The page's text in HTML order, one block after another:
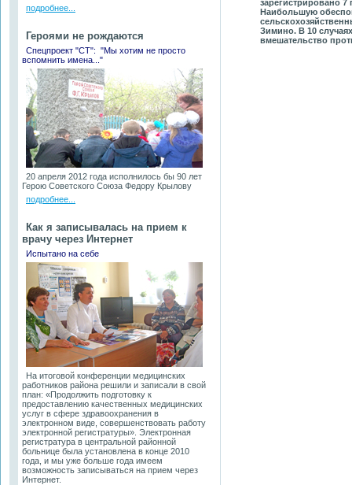
подробнее...
Героями не рождаются
Спецпроект "СТ": "Мы хотим не просто
вспомнить имена..."
20 апреля 2012 года исполнилось бы 90 лет
Герою Советского Союза Федору Крылову
подробнее...
Как я записывалась на прием к
врачу через Интернет
Испытано на себе
На итоговой конференции медицинских
работников района решили и записали в свой
план: «Продолжить подготовку к
предоставлению качественных медицинских
услуг в сфере здравоохранения в
электронном виде, совершенствовать работу
электронной регистратуры». Электронная
регистратура в центральной районной
больнице была установлена в конце 2010
года, и мы уже больше года имеем
возможность записываться на прием через
Интернет.
зарегистрировано
Наибольшую
Зимино. В 10
вмешательство